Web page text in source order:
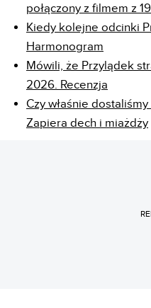
połączony z filmem z
Kiedy kolejne odcinki
Harmonogram
Mówili, że Przylądek
2026. Recenzja
Czy właśnie
Zapiera dech i miażdży